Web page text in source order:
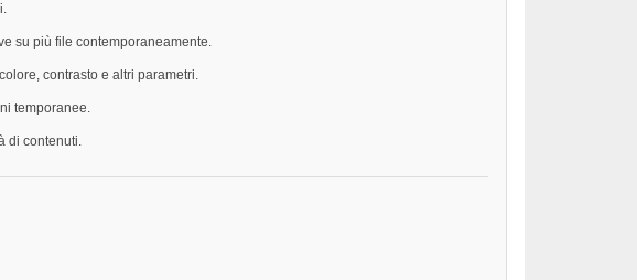
su più file contemporaneamente.
contrasto e altri parametri.
temporanee.
di contenuti.